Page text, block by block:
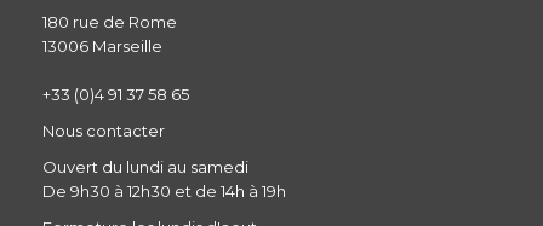
180 rue de Rome
13006 Marseille
+33 (0)4 91 37 58 65
Nous contacter
Ouvert du lundi au samedi
De 9h30 à 12h30 et de 14h à 19h